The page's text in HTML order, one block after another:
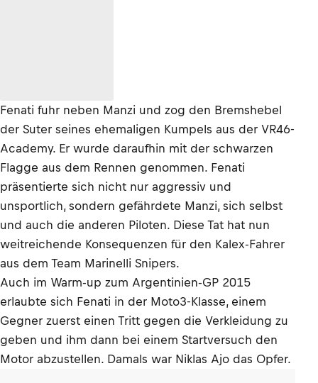
Fenati fuhr neben Manzi und zog den Bremshebel
der Suter seines ehemaligen Kumpels aus der VR46-
Academy. Er wurde daraufhin mit der schwarzen
Flagge aus dem Rennen genommen. Fenati
präsentierte sich nicht nur aggressiv und
unsportlich, sondern gefährdete Manzi, sich selbst
und auch die anderen Piloten. Diese Tat hat nun
weitreichende Konsequenzen für den Kalex-Fahrer
aus dem Team Marinelli Snipers.
Auch im Warm-up zum Argentinien-GP 2015
erlaubte sich Fenati in der Moto3-Klasse, einem
Gegner zuerst einen Tritt gegen die Verkleidung zu
geben und ihm dann bei einem Startversuch den
Motor abzustellen. Damals war Niklas Ajo das Opfer.